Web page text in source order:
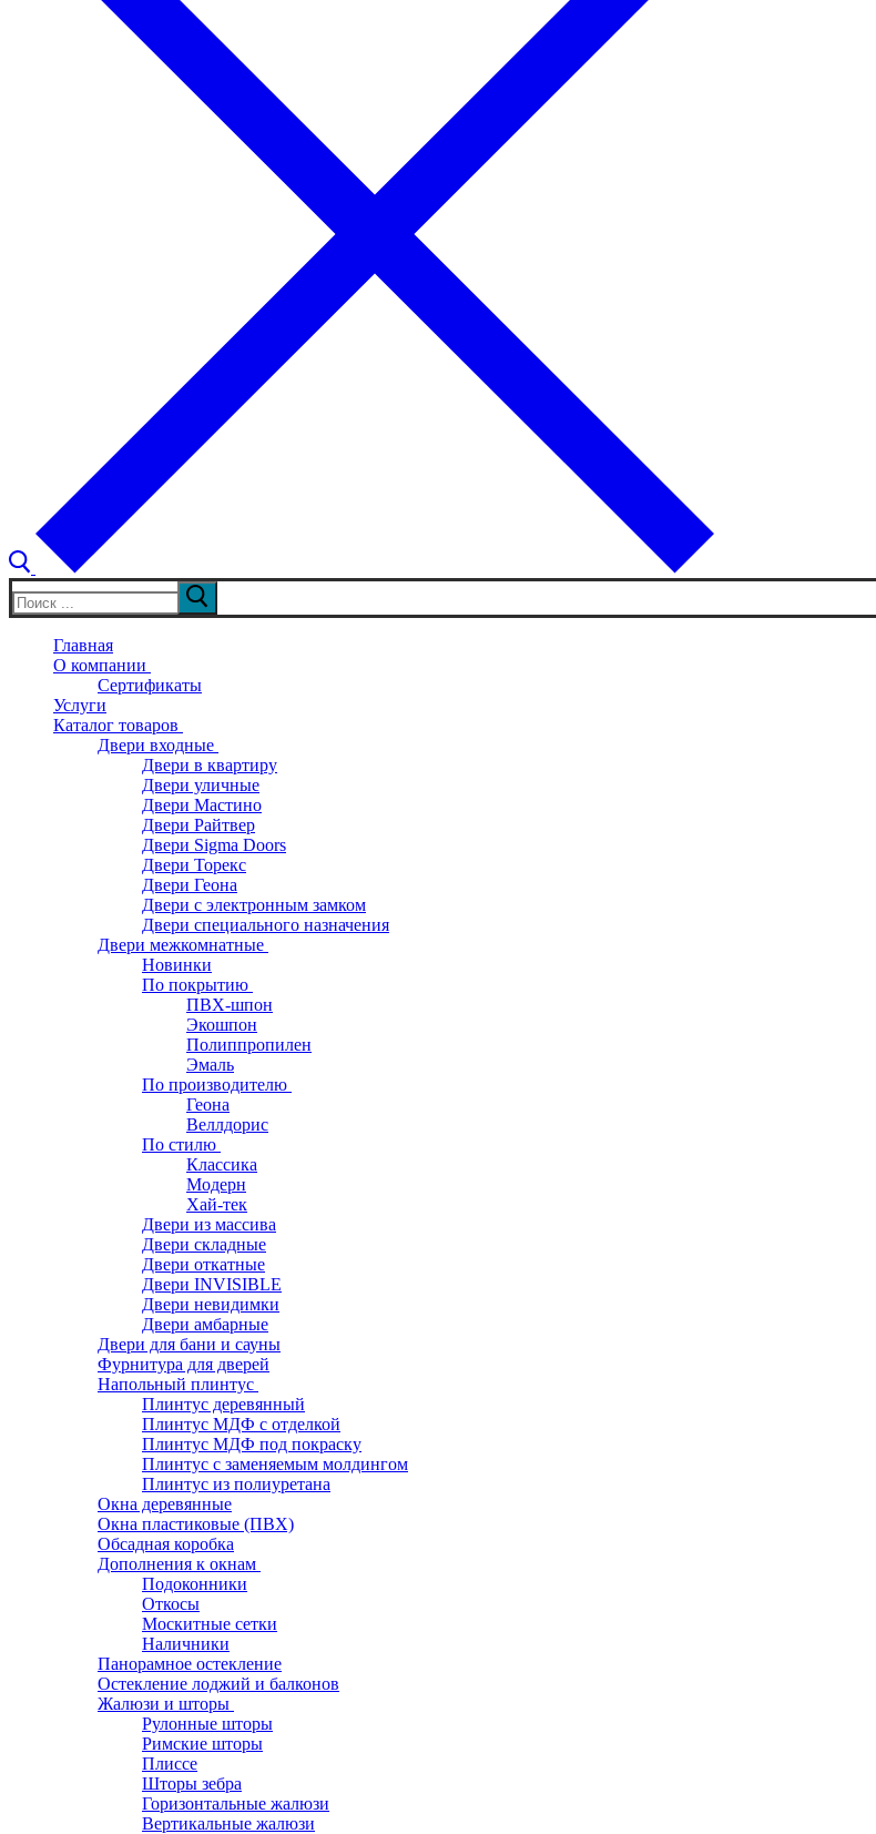
Искать:
Главная
О компании
Сертификаты
Услуги
Каталог товаров
Двери входные
Двери в квартиру
Двери уличные
Двери Мастино
Двери Райтвер
Двери Sigma Doors
Двери Торекс
Двери Геона
Двери с электронным замком
Двери специального назначения
Двери межкомнатные
Новинки
По покрытию
ПВХ-шпон
Экошпон
Полиппропилен
Эмаль
По производителю
Геона
Веллдорис
По стилю
Классика
Модерн
Хай-тек
Двери из массива
Двери складные
Двери откатные
Двери INVISIBLE
Двери невидимки
Двери амбарные
Двери для бани и сауны
Фурнитура для дверей
Напольный плинтус
Плинтус деревянный
Плинтус МДФ с отделкой
Плинтус МДФ под покраску
Плинтус с заменяемым молдингом
Плинтус из полиуретана
Окна деревянные
Окна пластиковые (ПВХ)
Обсадная коробка
Дополнения к окнам
Подоконники
Откосы
Москитные сетки
Наличники
Панорамное остекление
Остекление лоджий и балконов
Жалюзи и шторы
Рулонные шторы
Римские шторы
Плиссе
Шторы зебра
Горизонтальные жалюзи
Вертикальные жалюзи